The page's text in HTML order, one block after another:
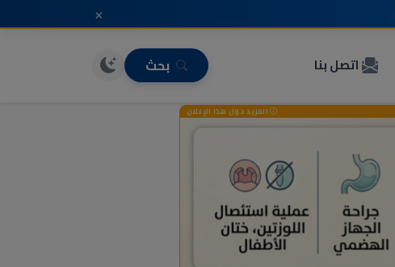
×
اتصل بنا بحث
المزيد حول هذا الإعلان